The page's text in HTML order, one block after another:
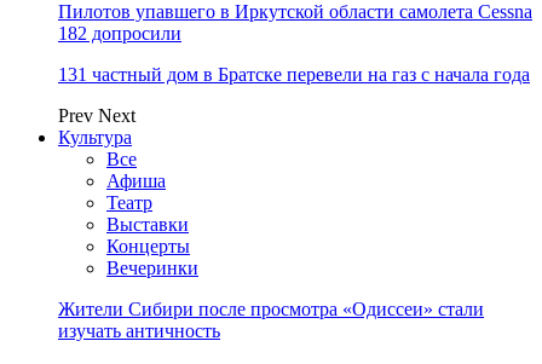
Пилотов упавшего в Иркутской области самолета Cessna
182 допросили
131 частный дом в Братске перевели на газ с начала года
Prev Next
Культура
Все
Афиша
Театр
Выставки
Концерты
Вечеринки
Жители Сибири после просмотра «Одиссеи» стали
изучать античность